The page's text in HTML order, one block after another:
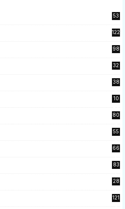
53
122
98
32
38
10
80
55
66
83
28
121